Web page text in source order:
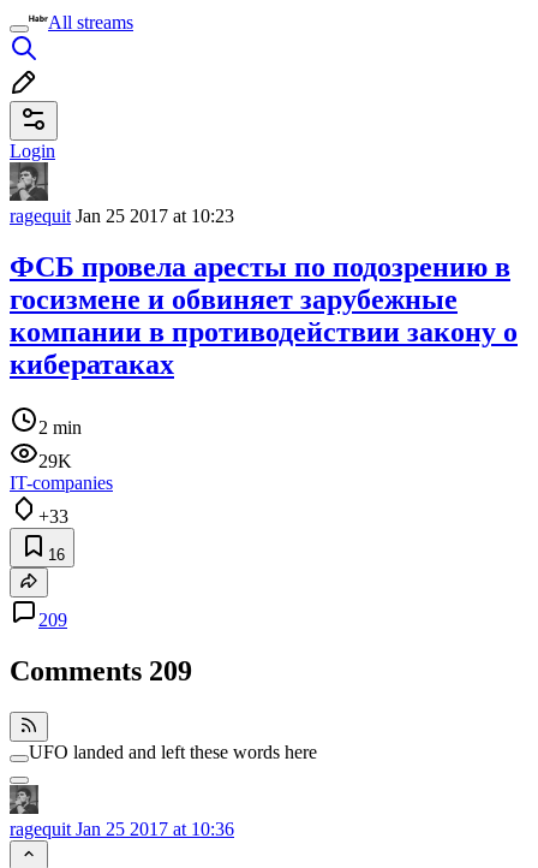
All streams
Login
ragequit Jan 25 2017 at 10:23
ФСБ провела аресты по подозрению в
госизмене и обвиняет зарубежные
компании в противодействии закону о
кибератаках
2 min
29K
IT-companies
+33
16
209
Comments 209
UFO landed and left these words here
ragequit Jan 25 2017 at 10:36